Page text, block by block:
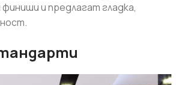
и предлагат гладка,